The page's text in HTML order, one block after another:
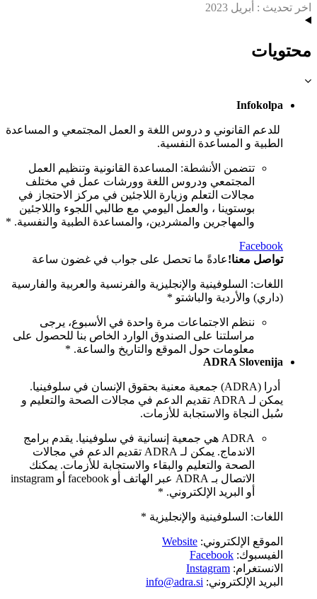
اخر تحديث : أبريل 2023
محتويات
Infokolpa
للدعم القانوني و دروس اللغة و العمل المجتمعي و المساعدة
الطبية و المساعدة النفسية.
تتضمن الأنشطة: المساعدة القانونية وتنظيم العمل
المجتمعي ودروس اللغة وورشات عمل في مختلف
مجالات التعلم وزيارة اللاجئين في مركز الاحتجاز في
بوستوينا ، والعمل اليومي مع طالبي اللجوء واللاجئين
والمهاجرين والمشردين، والمساعدة الطبية والنفسية. *
Facebook
تواصل معنا!عادةً ما تحصل على جواب في غضون ساعة
اللغات: السلوفينية والإنجليزية والفرنسية والعربية والفارسية
(داري) والأردية والباشتو *
ننظم الاجتماعات مرة واحدة في الأسبوع، يرجى
مراسلتنا على الصندوق الوارد الخاص بنا للحصول على
معلومات حول الموقع والتاريخ والساعة. *
ADRA Slovenija
أدرا (ADRA) جمعية معنية بحقوق الإنسان في سلوفينيا.
يمكن لـ ADRA تقديم الدعم في مجالات الصحة والتعليم و
سُبل النجاة والاستجابة للأزمات.
ADRA هي جمعية إنسانية في سلوفينيا. يقدم برامج
الاندماج. يمكن لـ ADRA تقديم الدعم في مجالات
الصحة والتعليم والبقاء والاستجابة للأزمات. يمكنك
الاتصال بـ ADRA عبر الهاتف أو facebook أو instagram
أو البريد الإلكتروني. *
اللغات: السلوفينية والإنجليزية *
الموقع الإلكتروني: Website
الفيسبوك: Facebook
الانستغرام: Instagram
البريد الإلكتروني: info@adra.si